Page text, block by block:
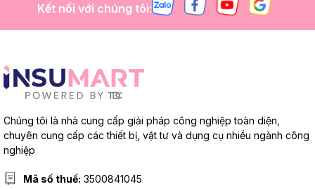
Kết nối với chúng tôi:
Chúng tôi là nhà cung cấp giải pháp công nghiệp toàn diện,
chuyên cung cấp các thiết bị, vật tư và dụng cụ nhiều ngành công
nghiệp
Mã số thuế: 3500841045